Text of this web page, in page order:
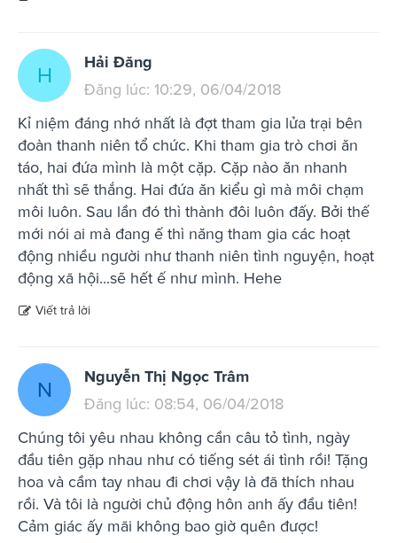
H
Hải Đăng
Đăng lúc: 10:29, 06/04/2018
Kỉ niệm đáng nhớ nhất là đợt tham gia lửa trại bên
đoàn thanh niên tổ chức. Khi tham gia trò chơi ăn
táo, hai đứa mình là một cặp. Cặp nào ăn nhanh
nhất thì sẽ thắng. Hai đứa ăn kiểu gì mà môi chạm
môi luôn. Sau lần đó thì thành đôi luôn đấy. Bởi thế
mới nói ai mà đang ế thì năng tham gia các hoạt
động nhiều người như thanh niên tình nguyện, hoạt
động xã hội...sẽ hết ế như mình. Hehe
Viết trả lời
N
Nguyễn Thị Ngọc Trâm
Đăng lúc: 08:54, 06/04/2018
Chúng tôi yêu nhau không cần câu tỏ tình, ngày
đầu tiên gặp nhau như có tiếng sét ái tình rồi! Tặng
hoa và cầm tay nhau đi chơi vậy là đã thích nhau
rồi. Và tôi là người chủ động hôn anh ấy đầu tiên!
Cảm giác ấy mãi không bao giờ quên được!